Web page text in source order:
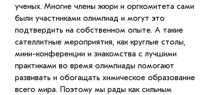
ученых. Многие члены жюри и оргкомитета сами
были участниками олимпиад и могут это
подтвердить на собственном опыте. А такие
сателлитные мероприятия, как круглые столы,
мини-конференции и знакомства с лучшими
практиками во время олимпиады помогают
развивать и обогащать химическое образование
всего мира. Поэтому мы рады как сильным